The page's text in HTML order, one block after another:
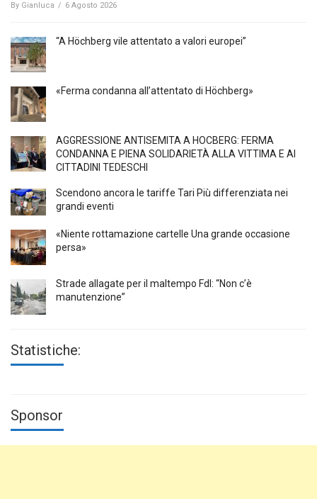
By Gianluca / 6 Agosto 2026
“A Höchberg vile attentato a valori europei”
«Ferma condanna all’attentato di Höchberg»
AGGRESSIONE ANTISEMITA A HÖCBERG: FERMA
CONDANNA E PIENA SOLIDARIETÀ ALLA VITTIMA E AI
CITTADINI TEDESCHI
Scendono ancora le tariffe Tari Più differenziata nei
grandi eventi
«Niente rottamazione cartelle Una grande occasione
persa»
Strade allagate per il maltempo FdI: “Non c’è
manutenzione”
Statistiche:
Sponsor